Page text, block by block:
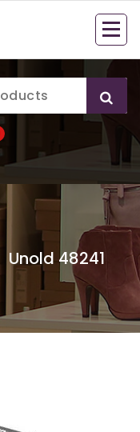
Unold 48241